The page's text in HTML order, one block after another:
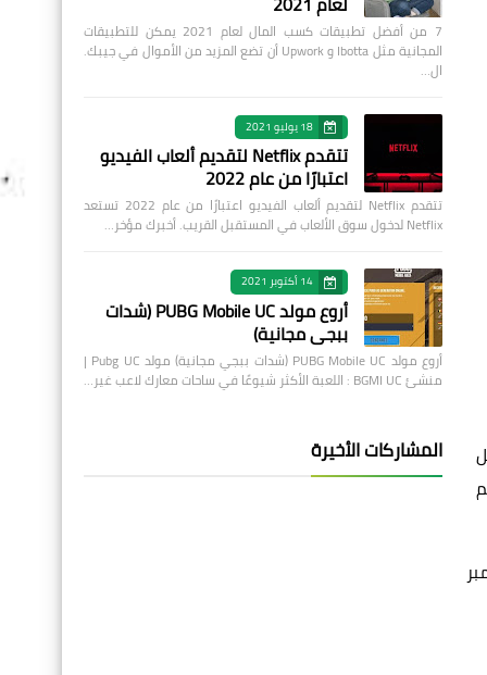
7 من أفضل تطبيقات كسب المال لعام 2021 يمكن للتطبيقات
المجانية مثل Ibotta و Upwork أن تضع المزيد من الأموال في جيبك.
ال…
18 يوليو 2021
تتقدم Netflix لتقديم ألعاب الفيديو
اعتبارًا من عام 2022
تتقدم Netflix لتقديم ألعاب الفيديو اعتبارًا من عام 2022 تستعد
Netflix لدخول سوق الألعاب في المستقبل القريب. أخبرك مؤخر…
14 أكتوبر 2021
أروع مولد PUBG Mobile UC (شدات
ببجي مجانية)
أروع مولد PUBG Mobile UC (شدات ببجي مجانية) مولد Pubg UC |
منشئ BGMI UC : اللعبة الأكثر شيوعًا في ساحات معارك لاعب غير…
المشاركات الأخيرة